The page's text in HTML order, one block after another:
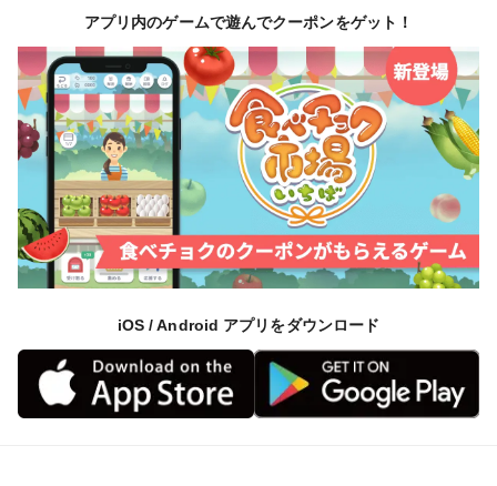
アプリ内のゲームで遊んでクーポンをゲット！
iOS / Android アプリをダウンロード